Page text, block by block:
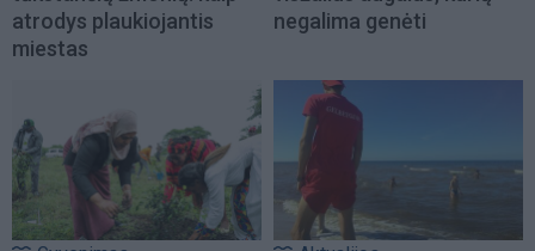
atrodys plaukiojantis
miestas
negalima genėti